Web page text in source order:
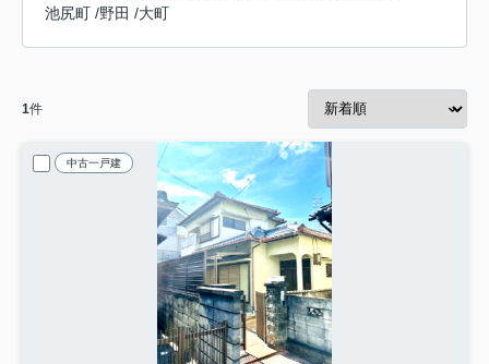
池尻町 /野田 /大町
1件
中古一戸建